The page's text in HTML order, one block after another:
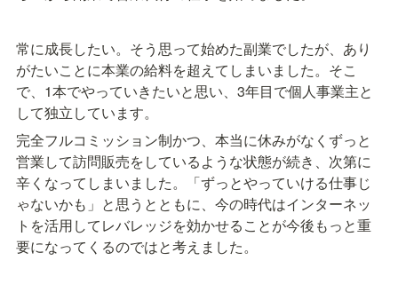
常に成長したい。そう思って始めた副業でしたが、あり
がたいことに本業の給料を超えてしまいました。そこ
で、1本でやっていきたいと思い、3年目で個人事業主と
して独立しています。
完全フルコミッション制かつ、本当に休みがなくずっと
営業して訪問販売をしているような状態が続き、次第に
辛くなってしまいました。「ずっとやっていける仕事じ
ゃないかも」と思うとともに、今の時代はインターネッ
トを活用してレバレッジを効かせることが今後もっと重
要になってくるのではと考えました。